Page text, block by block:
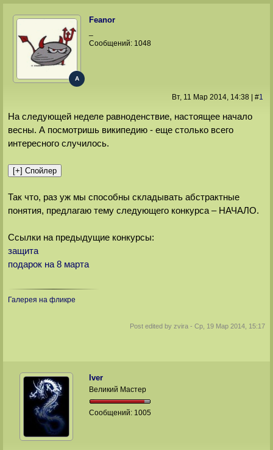
Feanor
A
Сообщений: 1048
Вт, 11 Мар 2014, 14:38| #1
На следующей неделе равноденствие, настоящее начало
весны. А посмотришь википедию - еще столько всего
интересного случилось.
Так что, раз уж мы способны складывать абстрактные
понятия, предлагаю тему следующего конкурса – НАЧАЛО.
Ссылки на предыдущие конкурсы:
защита
подарок на 8 марта
Галерея на фликре
Post edited byzvira -Ср, 19 Мар 2014, 15:17
Iver
Великий Мастер
Сообщений: 1005